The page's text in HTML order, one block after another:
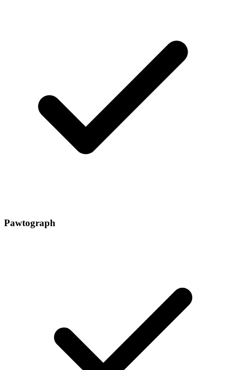
Pawtograph